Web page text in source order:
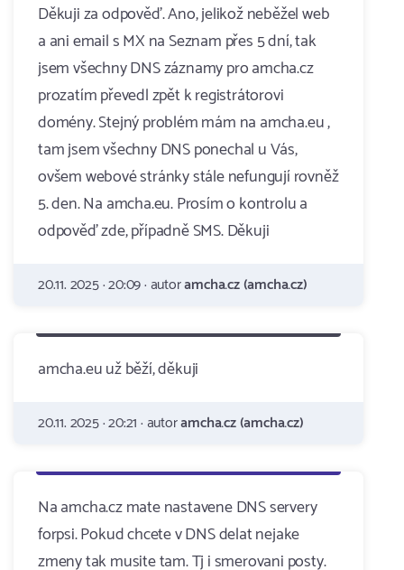
Děkuji za odpověď. Ano, jelikož neběžel web
a ani email s MX na Seznam přes 5 dní, tak
jsem všechny DNS záznamy pro amcha.cz
prozatím převedl zpět k registrátorovi
domény. Stejný problém mám na amcha.eu ,
tam jsem všechny DNS ponechal u Vás,
ovšem webové stránky stále nefungují rovněž
5. den. Na amcha.eu. Prosím o kontrolu a
odpověď zde, případně SMS. Děkuji
20.11. 2025 · 20:09 · autoramcha.cz (amcha.cz)
amcha.eu už běží, děkuji
20.11. 2025 · 20:21 · autoramcha.cz (amcha.cz)
Na amcha.cz mate nastavene DNS servery
forpsi. Pokud chcete v DNS delat nejake
zmeny tak musite tam. Tj i smerovani posty.